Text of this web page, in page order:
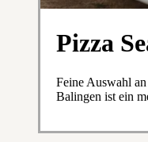
Pizza
Feine Auswahl
Balingen ist ein